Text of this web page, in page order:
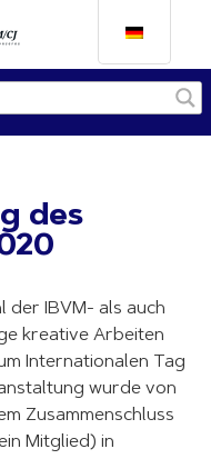
des
der IBVM- als auch
kreative Arbeiten
Internationalen Tag
wurde von
Zusammenschluss
Mitglied) in